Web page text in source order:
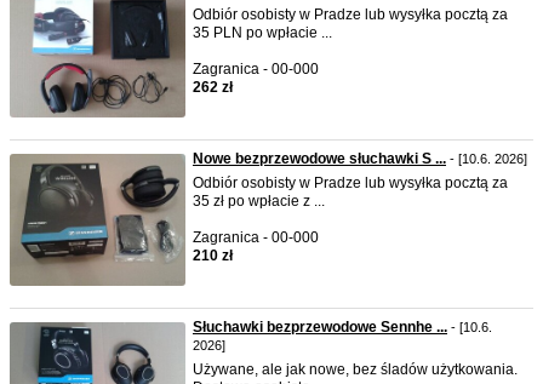
Odbiór osobisty w Pradze lub wysyłka pocztą za
35 PLN po wpłacie ...
Zagranica - 00-000
262 zł
Nowe bezprzewodowe słuchawki S ... - [10.6. 2026]
Odbiór osobisty w Pradze lub wysyłka pocztą za
35 zł po wpłacie z ...
Zagranica - 00-000
210 zł
Słuchawki bezprzewodowe Sennhe ... - [10.6.
2026]
Używane, ale jak nowe, bez śladów użytkowania.